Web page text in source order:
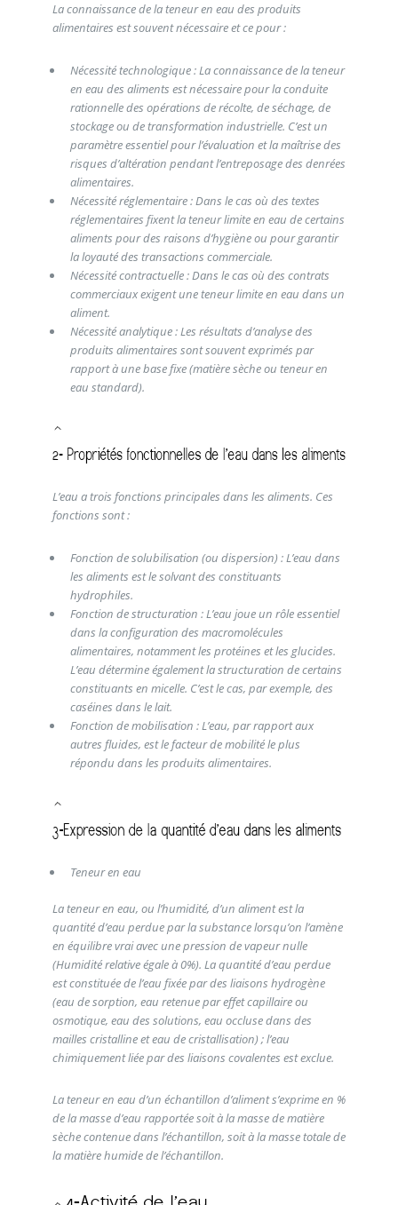
La connaissance de la teneur en eau des produits
alimentaires est souvent nécessaire et ce pour :
Nécessité technologique : La connaissance de la teneur
en eau des aliments est nécessaire pour la conduite
rationnelle des opérations de récolte, de séchage, de
stockage ou de transformation industrielle. C’est un
paramètre essentiel pour l’évaluation et la maîtrise des
risques d’altération pendant l’entreposage des denrées
alimentaires.
Nécessité réglementaire : Dans le cas où des textes
réglementaires fixent la teneur limite en eau de certains
aliments pour des raisons d’hygiène ou pour garantir
la loyauté des transactions commerciale.
Nécessité contractuelle : Dans le cas où des contrats
commerciaux exigent une teneur limite en eau dans un
aliment.
Nécessité analytique : Les résultats d’analyse des
produits alimentaires sont souvent exprimés par
rapport à une base fixe (matière sèche ou teneur en
eau standard).
L’eau a trois fonctions principales dans les aliments. Ces
fonctions sont :
Fonction de solubilisation (ou dispersion) : L’eau dans
les aliments est le solvant des constituants
hydrophiles.
Fonction de structuration : L’eau joue un rôle essentiel
dans la configuration des macromolécules
alimentaires, notamment les protéines et les glucides.
L’eau détermine également la structuration de certains
constituants en micelle. C’est le cas, par exemple, des
caséines dans le lait.
Fonction de mobilisation : L’eau, par rapport aux
autres fluides, est le facteur de mobilité le plus
répondu dans les produits alimentaires.
Teneur en eau
La teneur en eau, ou l’humidité, d’un aliment est la
quantité d’eau perdue par la substance lorsqu’on l’amène
en équilibre vrai avec une pression de vapeur nulle
(Humidité relative égale à 0%). La quantité d’eau perdue
est constituée de l’eau fixée par des liaisons hydrogène
(eau de sorption, eau retenue par effet capillaire ou
osmotique, eau des solutions, eau occluse dans des
mailles cristalline et eau de cristallisation) ; l’eau
chimiquement liée par des liaisons covalentes est exclue.
La teneur en eau d’un échantillon d’aliment s’exprime en %
de la masse d’eau rapportée soit à la masse de matière
sèche contenue dans l’échantillon, soit à la masse totale de
la matière humide de l’échantillon.